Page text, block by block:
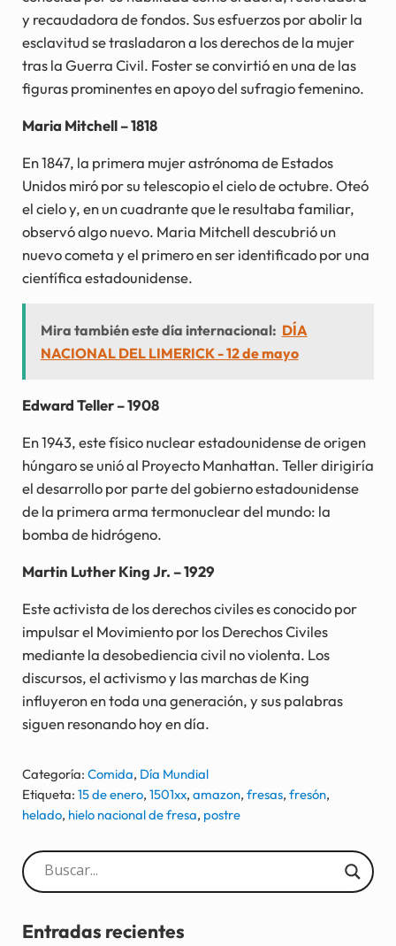
y recaudadora de fondos. Sus esfuerzos por abolir la
esclavitud se trasladaron a los derechos de la mujer
tras la Guerra Civil. Foster se convirtió en una de las
figuras prominentes en apoyo del sufragio femenino.
Maria Mitchell – 1818
En 1847, la primera mujer astrónoma de Estados
Unidos miró por su telescopio el cielo de octubre. Oteó
el cielo y, en un cuadrante que le resultaba familiar,
observó algo nuevo. Maria Mitchell descubrió un
nuevo cometa y el primero en ser identificado por una
científica estadounidense.
Mira también este día internacional: DÍA
NACIONAL DEL LIMERICK - 12 de mayo
Edward Teller – 1908
En 1943, este físico nuclear estadounidense de origen
húngaro se unió al Proyecto Manhattan. Teller dirigiría
el desarrollo por parte del gobierno estadounidense
de la primera arma termonuclear del mundo: la
bomba de hidrógeno.
Martin Luther King Jr. – 1929
Este activista de los derechos civiles es conocido por
impulsar el Movimiento por los Derechos Civiles
mediante la desobediencia civil no violenta. Los
discursos, el activismo y las marchas de King
influyeron en toda una generación, y sus palabras
siguen resonando hoy en día.
Categoría: Comida, Día Mundial
Etiqueta: 15 de enero, 1501xx, amazon, fresas, fresón,
helado, hielo nacional de fresa, postre
Sidebar
Entradas recientes